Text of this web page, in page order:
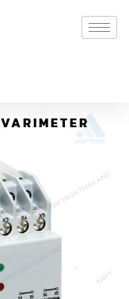
FUSE MONITOR SP 9075 VARIMETER